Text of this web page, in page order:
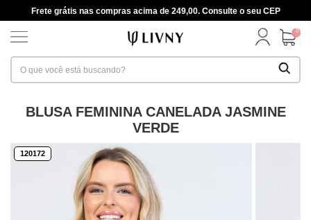
Frete grátis nas compras acima de 249,00. Consulte o seu CEP
0
BLUSA FEMININA CANELADA JASMINE
VERDE
120172